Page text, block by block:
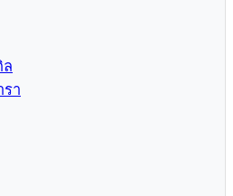
ล
รา